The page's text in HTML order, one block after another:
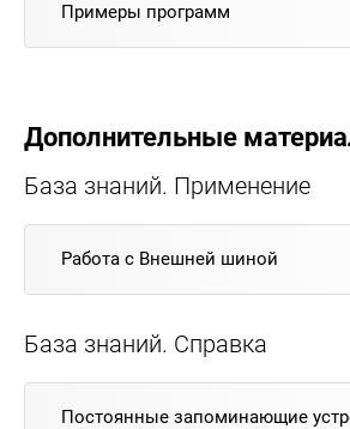
Примеры программ
Дополнительные
База знаний. Применение
Работа с Внешней шиной
База знаний. Справка
Постоянные запоминающие